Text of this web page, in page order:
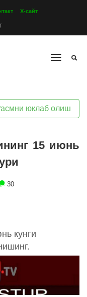
Х-сайт
юклаб олиш
15 июнь
30
кунги